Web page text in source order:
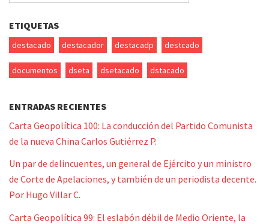
ETIQUETAS
destacado destacador destacadp destcado
documentos dseta dsetacado dstacado
ENTRADAS RECIENTES
Carta Geopolítica 100: La conducción del Partido Comunista
de la nueva China Carlos Gutiérrez P.
Un par de delincuentes, un general de Ejército y un ministro
de Corte de Apelaciones, y también de un periodista decente.
Por Hugo Villar C.
Carta Geopolítica 99: El eslabón débil de Medio Oriente, la